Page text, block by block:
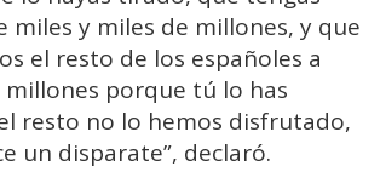
miles y miles de millones, y que
el resto de los españoles a
millones porque tú lo has
resto no lo hemos disfrutado,
un disparate”, declaró.